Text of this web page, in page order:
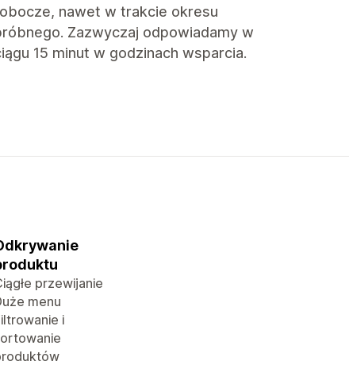
nawet w trakcie okresu
Zazwyczaj odpowiadamy w
15 minut w godzinach wsparcia.
przewijanie
menu
i